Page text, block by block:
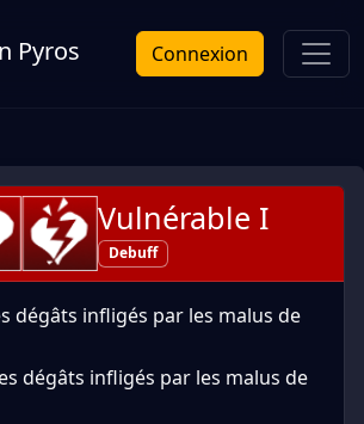
Pyros Connexion
Vulnérable I
Debuff
dégâts infligés par les malus de
dégâts infligés par les malus de